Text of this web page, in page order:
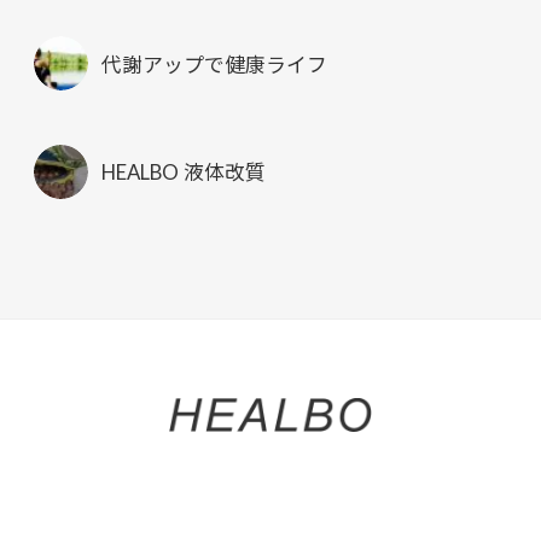
代謝アップで健康ライフ
HEALBO 液体改質